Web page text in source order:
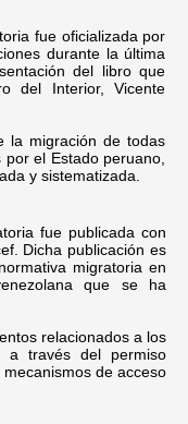
fue oficializada por
durante la última
del libro que
del Interior, Vicente
la migración de todas
el Estado peruano,
y sistematizada.
fue publicada con
Dicha publicación es
migratoria en
que se ha
relacionados a los
a través del permiso
de acceso